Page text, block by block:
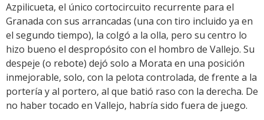
Azpilicueta, el único cortocircuito recurrente para el
Granada con sus arrancadas (una con tiro incluido ya en
el segundo tiempo), la colgó a la olla, pero su centro lo
hizo bueno el despropósito con el hombro de Vallejo. Su
despeje (o rebote) dejó solo a Morata en una posición
inmejorable, solo, con la pelota controlada, de frente a la
portería y al portero, al que batió raso con la derecha. De
no haber tocado en Vallejo, habría sido fuera de juego.